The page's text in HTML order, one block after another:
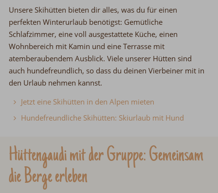
Unsere Skihütten bieten dir alles, was du für einen
perfekten Winterurlaub benötigst: Gemütliche
Schlafzimmer, eine voll ausgestattete Küche, einen
Wohnbereich mit Kamin und eine Terrasse mit
atemberaubendem Ausblick.Viele unserer Hütten sind
auch hundefreundlich, so dass du deinen Vierbeiner mit in
den Urlaub nehmen kannst.
Jetzt eine Skihütten in den Alpen mieten
Hundefreundliche Skihütten: Skiurlaub mit Hund
Hüttengaudi mit der Gruppe: Gemeinsam
die Berge erleben